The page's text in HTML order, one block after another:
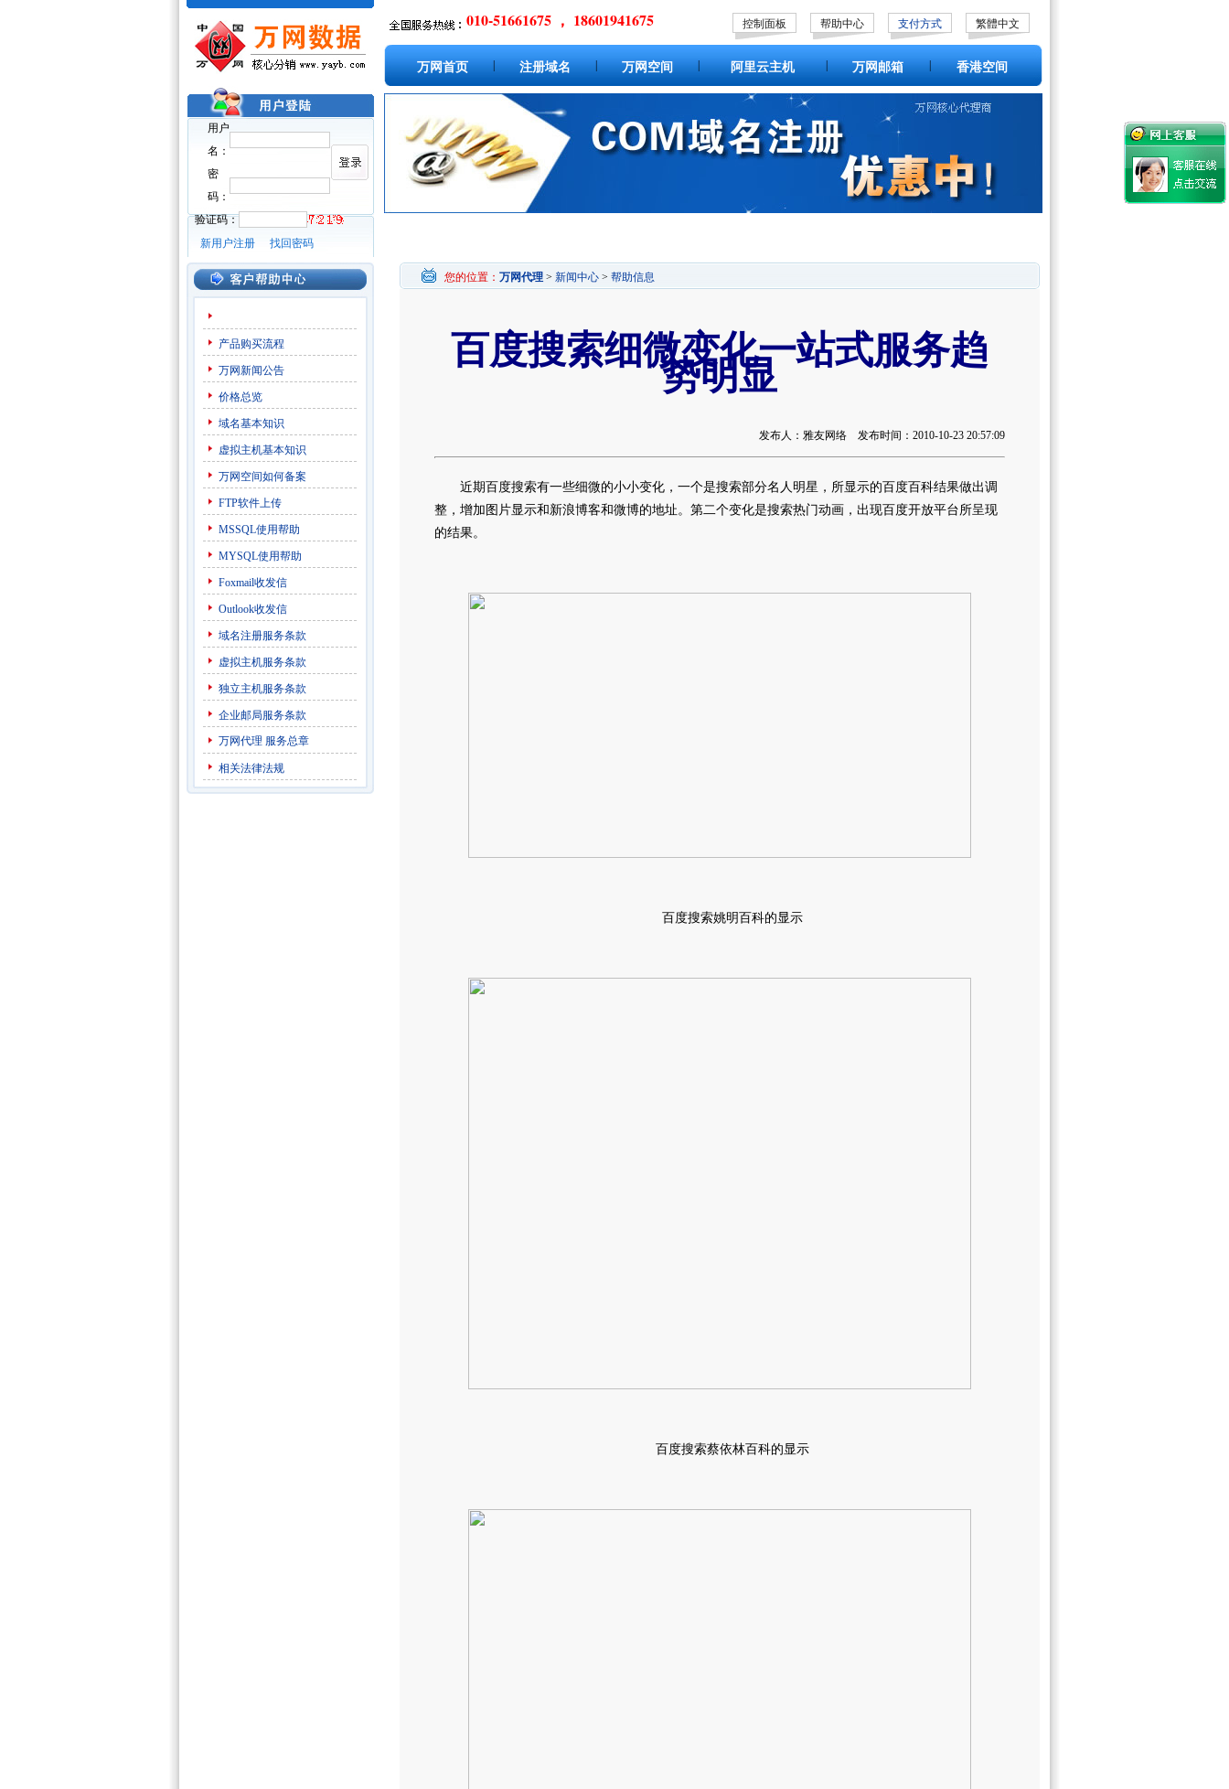
用户
名：
密
码：
验证码：
新用户注册
找回密码
010-51661675 ， 18601941675 控制面板 帮助中心 支付方式 繁體中文
万网首页 注册域名 万网空间 阿里云主机 万网邮箱 香港空间
产品购买流程
万网新闻公告
价格总览
域名基本知识
虚拟主机基本知识
万网空间如何备案
FTP软件上传
MSSQL使用帮助
MYSQL使用帮助
Foxmail收发信
Outlook收发信
域名注册服务条款
虚拟主机服务条款
独立主机服务条款
企业邮局服务条款
万网代理 服务总章
相关法律法规
您的位置： 万网代理 > 新闻中心 > 帮助信息
百度搜索细微变化一站式服务趋
势明显
发布人：雅友网络 发布时间：2010-10-23 20:57:09
近期百度搜索有一些细微的小小变化，一个是搜索部分名人明星，所显示的百度百科结果做出调
整，增加图片显示和新浪博客和微博的地址。第二个变化是搜索热门动画，出现百度开放平台所呈现
的结果。
百度搜索姚明百科的显示
百度搜索蔡依林百科的显示